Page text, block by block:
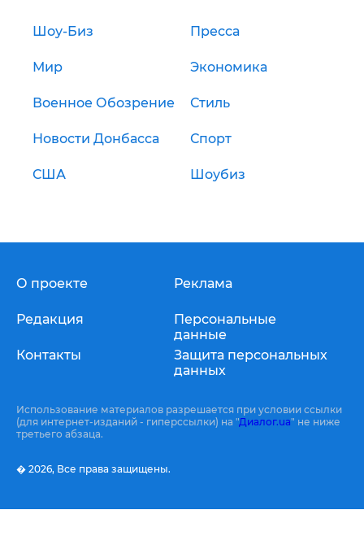
Шоу-Биз Пресса
Мир Экономика
Военное Обозрение Стиль
Новости Донбасса Спорт
США Шоубиз
О проекте
Редакция
Контакты
Реклама
Персональные
данные
Защита персональных
данных
Использование материалов разрешается при условии ссылки
(для интернет-изданий - гиперссылки) на "Диалог.ua" не ниже
третьего абзаца.
� 2026, Все права защищены.